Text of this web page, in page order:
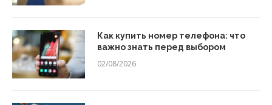
Как купить номер телефона: что
важно знать перед выбором
02/08/2026